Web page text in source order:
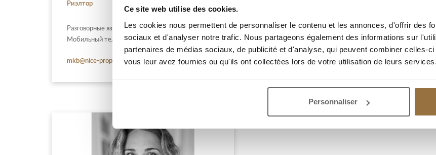
Ce site web utilise des cookies.
Les cookies nous permettent de personnaliser le contenu et les annonces, d'offrir des
sociaux et d'analyser notre trafic. Nous partageons également des informations sur
partenaires de médias sociaux, de publicité et d'analyse, qui peuvent combiner celles-
vous leur avez fournies ou qu'ils ont collectées lors de votre utilisation de leurs services.
Personnaliser
Риэлтор
Разговорные языки :
Мобильный телефон : +33 (0)6 52 97 66 89
mkb@nice-properties.fr
Разговорные языки :
Мобильный телефон : +33 (0)6 16 67 05 43
cl@nice-properties.fr